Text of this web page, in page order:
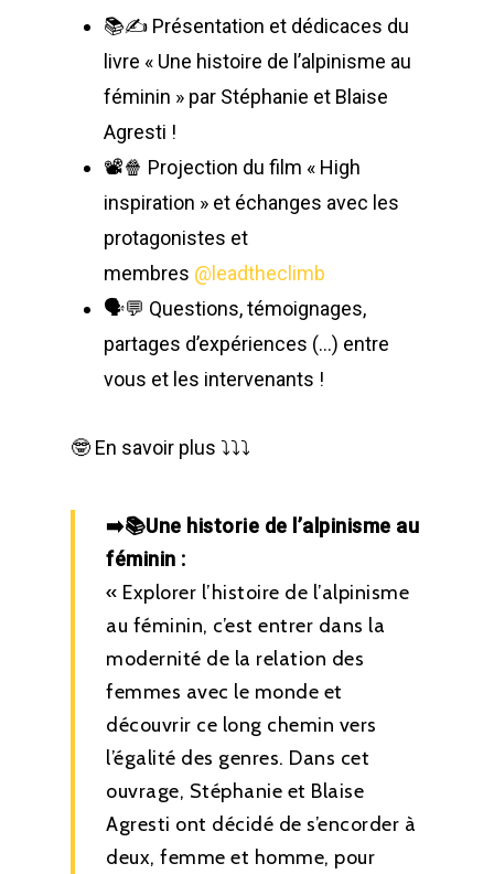
📚✍️ Présentation et dédicaces du
livre « Une histoire de l’alpinisme au
féminin » par Stéphanie et Blaise
Agresti !
📽️🍿 Projection du film « High
inspiration » et échanges avec les
protagonistes et
membres @leadtheclimb
🗣️💬 Questions, témoignages,
partages d’expériences (…) entre
vous et les intervenants !
🤓 En savoir plus ⤵️⤵️⤵️
➡️📚Une historie de l’alpinisme au
féminin :
« Explorer l’histoire de l’alpinisme
au féminin, c’est entrer dans la
modernité de la relation des
femmes avec le monde et
découvrir ce long chemin vers
l’égalité des genres. Dans cet
ouvrage, Stéphanie et Blaise
Agresti ont décidé de s’encorder à
deux, femme et homme, pour